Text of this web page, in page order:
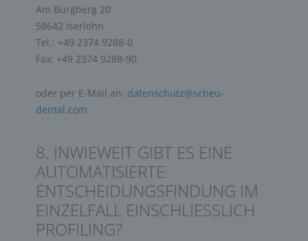
Am Burgberg 20
58642 Iserlohn
Tel.: +49 2374 9288-0
Fax: +49 2374 9288-90
oder per E-Mail an: datenschutz@scheu-
dental.com
8. INWIEWEIT GIBT ES EINE
AUTOMATISIERTE
ENTSCHEIDUNGSFINDUNG IM
EINZELFALL EINSCHLIESSLICH P
ROFILING?